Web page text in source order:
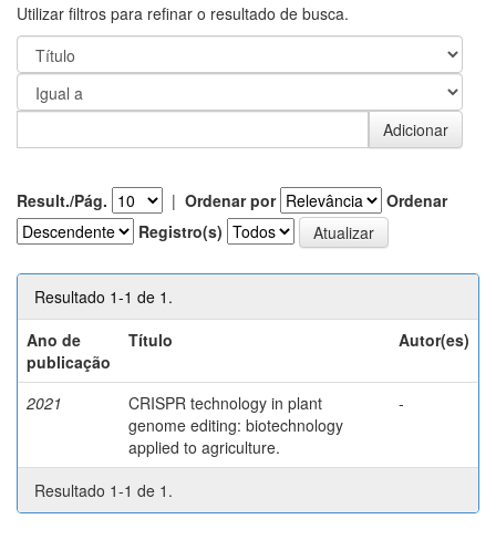
Utilizar filtros para refinar o resultado de busca.
Result./Pág. | Ordenar por
Ordenar
Registro(s)
Resultado 1-1 de 1.
Ano de
publicação
Título Autor(es)
2021
CRISPR technology in plant
genome editing: biotechnology
applied to agriculture.
-
Resultado 1-1 de 1.